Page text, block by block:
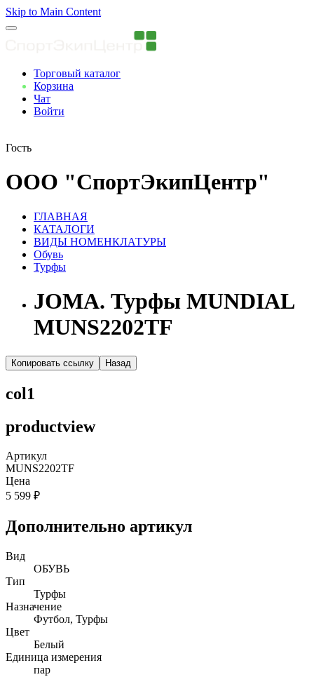
Skip to Main Content
Торговый каталог
Корзина
Чат
Войти
Гость
ООО "СпортЭкипЦентр"
ГЛАВНАЯ
КАТАЛОГИ
ВИДЫ НОМЕНКЛАТУРЫ
Обувь
Турфы
JOMA. Турфы MUNDIAL
MUNS2202TF
Копировать ссылку Назад
col1
productview
Артикул
MUNS2202TF
Цена
5 599 ₽
Дополнительно артикул
Вид
ОБУВЬ
Тип
Турфы
Назначение
Футбол, Турфы
Цвет
Белый
Единица измерения
пар